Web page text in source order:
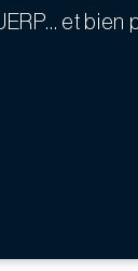
et bien